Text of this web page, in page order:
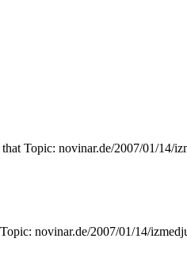
Topic: novinar.de/2007/01/14/
novinar.de/2007/01/14/